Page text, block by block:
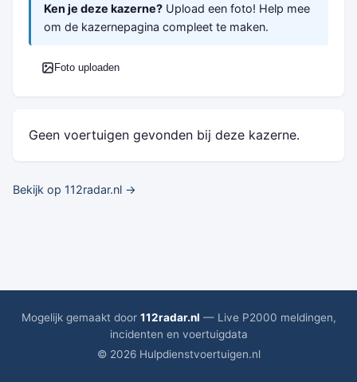
Ken je deze kazerne? Upload een foto! Help mee
om de kazernepagina compleet te maken.
Foto uploaden
Geen voertuigen gevonden bij deze kazerne.
Bekijk op 112radar.nl →
Mogelijk gemaakt door 112radar.nl — Live P2000 meldingen,
incidenten en voertuigdata
© 2026 Hulpdienstvoertuigen.nl